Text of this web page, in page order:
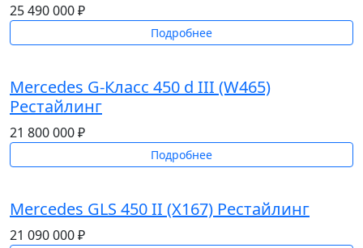
25 490 000 ₽
Подробнее
Mercedes G-Класс 450 d III (W465)
Рестайлинг
21 800 000 ₽
Подробнее
Mercedes GLS 450 II (X167) Рестайлинг
21 090 000 ₽